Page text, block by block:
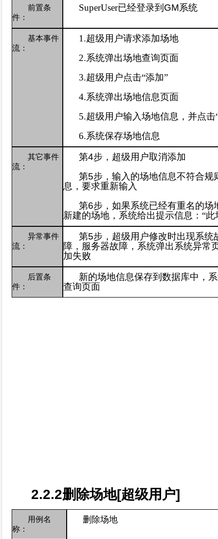
前置条
件：
SuperUser已经登录到 GM系统
基本事件
流：
1.超级用户请求添加场地
2.系统弹出场地查询页面
3.超级用户点击“添加”
4.系统弹出场地信息页面
5.超级用户输入场地信息，并点击
6.系统保存场地信息
其它事件
流：
第4步，超级用户取消添加
第5步，输入的场地信息不符合规
息，要求重新输入
第6步，如果系统已经有重名的场
新建的场地，系统给出提示信息：“此
异常事件
流：
第5步，超级用户修改时出现系统
障，服务器故障，系统弹出系统异常
加失败
后置条
件：
新的场地信息保存到数据库中，
查询页面
2.2.2删除场地[超级用户]
用例名
称：
删除场地